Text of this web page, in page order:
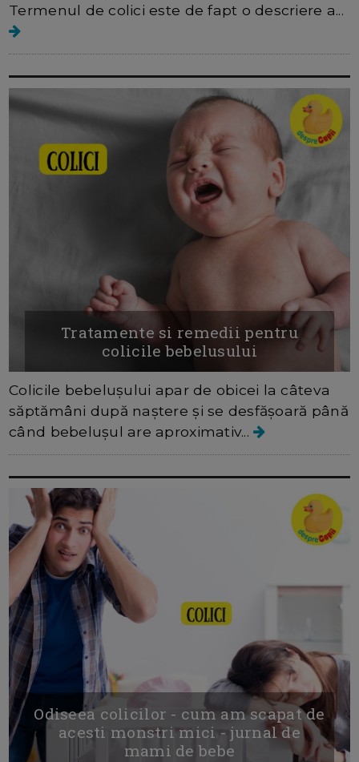
Termenul de colici este de fapt o descriere a...
Tratamente si remedii pentru
colicile bebelusului
Colicile bebelușului apar de obicei la câteva
săptămâni după naștere și se desfășoară până
când bebelușul are aproximativ...
Odiseea colicilor - cum am scapat de
acesti monstri mici - jurnal de
mami de bebe